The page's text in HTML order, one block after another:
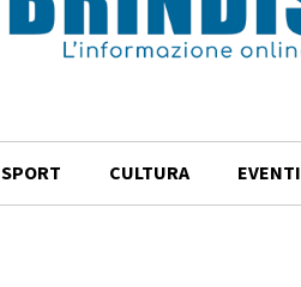
SPORT CULTURA EVENTI